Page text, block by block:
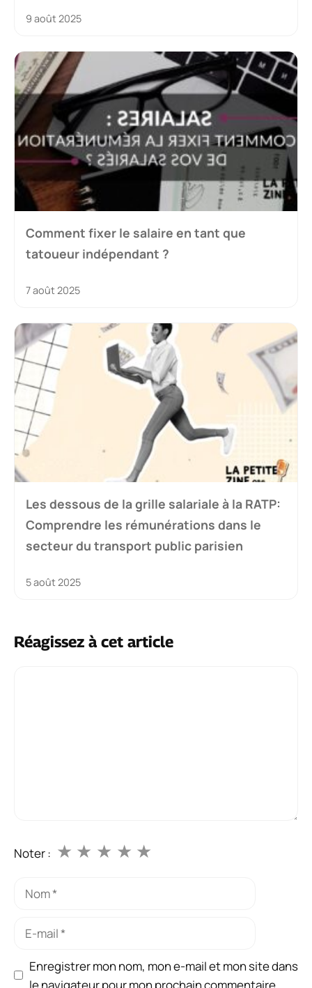
9 août 2025
Comment fixer le salaire en tant que
tatoueur indépendant ?
7 août 2025
Les dessous de la grille salariale à la RATP:
Comprendre les rémunérations dans le
secteur du transport public parisien
5 août 2025
Réagissez à cet article
Noter : ★
★
★
★
★
Nom
Enregistrer mon nom, mon e-mail et mon site dans